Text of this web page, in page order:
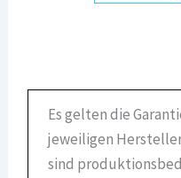
Es gelten die
jeweiligen
sind